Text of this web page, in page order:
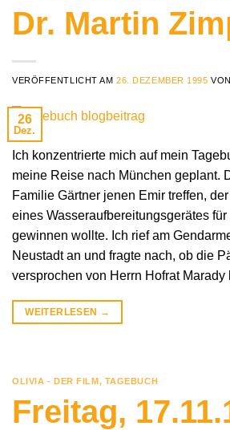
Dr. Martin
VERÖFFENTLICHT AM26. DEZEMBER 1995 VON
26
Dez.
Ich konzentrierte mich auf mein
meine Reise nach München geplant.
Familie Gärtner jenen Emir treffen,
eines Wasseraufbereitungsgerätes für
gewinnen wollte. Ich rief am
Neustadt an und fragte nach, ob die
versprochen von Herrn Hofrat
WEITERLESEN →
OLIVIA - DER FILM, TAGEBUCH
Freitag,